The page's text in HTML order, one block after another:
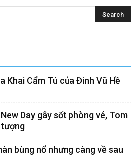
Khai Cẩm Tú của Đinh Vũ Hề
Day gây sốt phòng vé, Tom
tượng
bùng nổ nhưng càng về sau